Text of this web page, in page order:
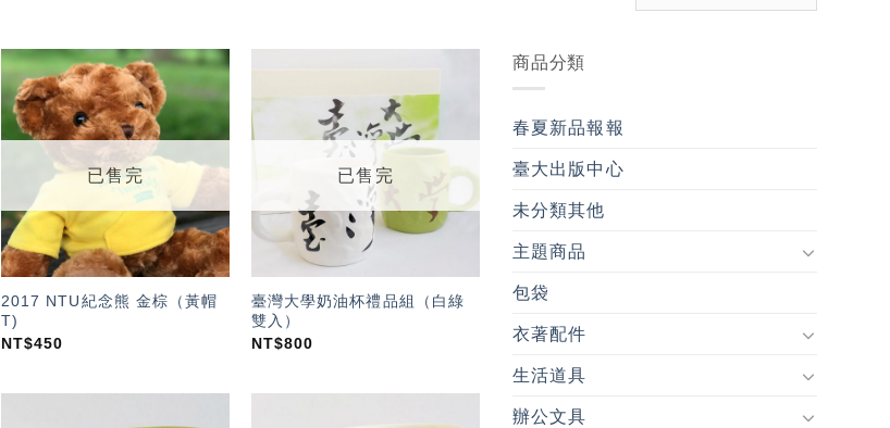
望輕
已售完
2017 NTU紀念熊 金棕（黃帽
T)
NT$450
「願
望輕
已售完
臺灣大學奶油杯禮品組（白綠
雙入）
NT$800
商品分類
春夏新品報報
臺大出版中心
未分類其他
主題商品
包袋
衣著配件
生活道具
辦公文具